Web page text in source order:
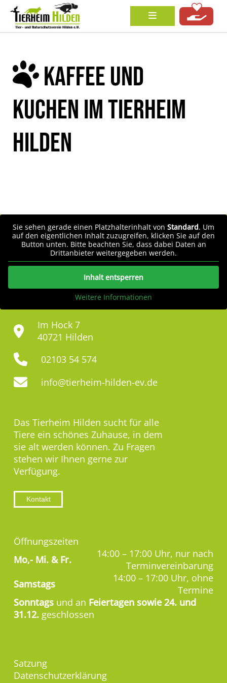
KAFFEE UND
KUCHEN IM TIERHEIM
HILDEN
Sie sehen gerade einen Platzhalterinhalt von Standard. Um
auf den eigentlichen Inhalt zuzugreifen, klicken Sie auf den
Button unten. Bitte beachten Sie, dass dabei Daten an
Drittanbieter weitergegeben werden.
Inhalt entsperren
Weitere Informationen
Im Hock 7
40721 Hilden
02103 54 574
info@tierheim-hilden-ev.de
Das Tierheim Hilden sucht für alle
Tiere ein schönes Zuhause, in dem
sie alt werden können. Zu Fragen
stehen wir Ihnen gerne zur
Verfügung.
Kontakt
Öffnungszeiten
Mo,- Mi. & Fr.
14:00 – 17:00 Uhr, nur nach
Terminvereinbarung
Samstags
14:00 – 17:00 Uhr, ohne
Termine
Sonntags und an Feiertagen sowie 24. und
31.12. geschlossen
Satzung
Datenschutzerklärung